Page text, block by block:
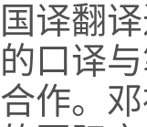
国译翻
的口译
合作。